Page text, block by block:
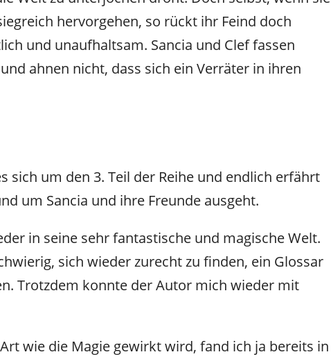
hervorgehen, so rückt ihr Feind doch
und unaufhaltsam. Sancia und Clef fassen
ahnen nicht, dass sich ein Verräter in ihren
sich um den 3. Teil der Reihe und endlich erfährt
um Sancia und ihre Freunde ausgeht.
in seine sehr fantastische und magische Welt.
sich wieder zurecht zu finden, ein Glossar
Trotzdem konnte der Autor mich wieder mit
wie die Magie gewirkt wird, fand ich ja bereits in